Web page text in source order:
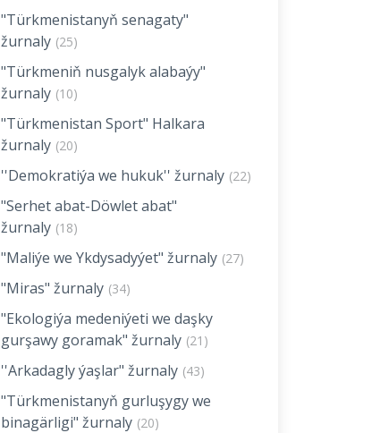
"Türkmenistanyň senagaty"
žurnaly (25)
"Türkmeniň nusgalyk alabaýy"
žurnaly (10)
"Türkmenistan Sport" Halkara
žurnaly (20)
''Demokratiýa we hukuk'' žurnaly (22)
"Serhet abat-Döwlet abat"
žurnaly (18)
"Maliýe we Ykdysadyýet" žurnaly (27)
"Miras" žurnaly (34)
"Ekologiýa medeniýeti we daşky
gurşawy goramak" žurnaly (21)
''Arkadagly ýaşlar" žurnaly (43)
"Türkmenistanyň gurluşygy we
binagärligi" žurnaly (20)